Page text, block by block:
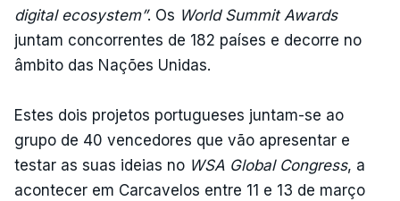
digital ecosystem”. Os World Summit Awards
juntam concorrentes de 182 países e decorre no
âmbito das Nações Unidas.
Estes dois projetos portugueses juntam-se ao
grupo de 40 vencedores que vão apresentar e
testar as suas ideias no WSA Global Congress, a
acontecer em Carcavelos entre 11 e 13 de março